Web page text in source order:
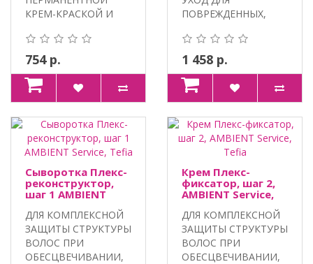
КРЕМ-КРАСКОЙ И
AMBIENT ДЛЯ ..
754 р.
ПОВРЕЖДЕННЫХ,
ЛОМКИХ ВОЛОС...
1 458 р.
Сыворотка Плекс-
реконструктор,
шаг 1 AMBIENT
ДЛЯ КОМПЛЕКСНОЙ
ЗАЩИТЫ СТРУКТУРЫ
ВОЛОС ПРИ
ОБЕСЦВЕЧИВАНИИ,
Крем Плекс-
фиксатор, шаг 2,
AMBIENT Service,
ДЛЯ КОМПЛЕКСНОЙ
ЗАЩИТЫ СТРУКТУРЫ
ВОЛОС ПРИ
ОБЕСЦВЕЧИВАНИИ,